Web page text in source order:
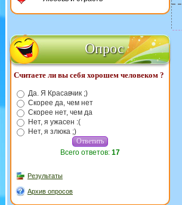
Опрос
Считаете ли вы себя хорошем человеком ?
Да. Я Красавчик ;)
Скорее да, чем нет
Скорее нет, чем да
Нет, я ужасен :(
Нет, я злюка ;)
Всего ответов: 17
Результаты
Архив опросов